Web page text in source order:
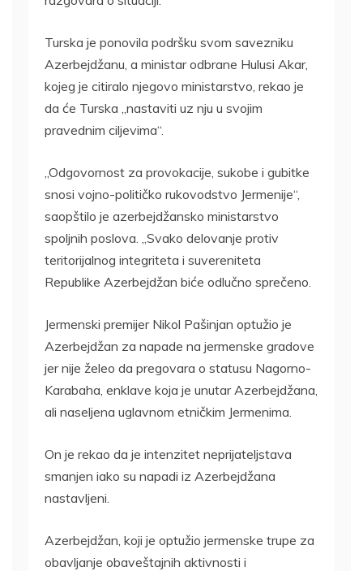
Turska je ponovila podršku svom savezniku
Azerbejdžanu, a ministar odbrane Hulusi Akar,
kojeg je citiralo njegovo ministarstvo, rekao je
da će Turska „nastaviti uz nju u svojim
pravednim ciljevima“.
„Odgovornost za provokacije, sukobe i gubitke
snosi vojno-političko rukovodstvo Jermenije“,
saopštilo je azerbejdžansko ministarstvo
spoljnih poslova. „Svako delovanje protiv
teritorijalnog integriteta i suvereniteta
Republike Azerbejdžan biće odlučno sprečeno.
Jermenski premijer Nikol Pašinjan optužio je
Azerbejdžan za napade na jermenske gradove
jer nije želeo da pregovara o statusu Nagorno-
Karabaha, enklave koja je unutar Azerbejdžana,
ali naseljena uglavnom etničkim Jermenima.
On je rekao da je intenzitet neprijateljstava
smanjen iako su napadi iz Azerbejdžana
nastavljeni.
Azerbejdžan, koji je optužio jermenske trupe za
obavljanje obaveštajnih aktivnosti i